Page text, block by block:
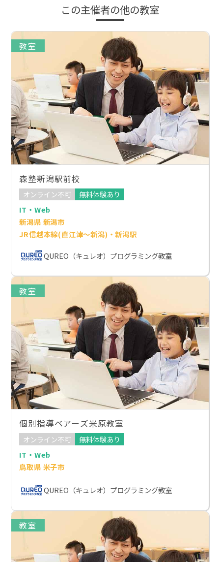
この主催者の他の教室
教室
森塾新潟駅前校
オンライン不可
無料体験あり
IT・Web
新潟県 新潟市
JR信越本線(直江津～新潟)・新潟駅
QUREO（キュレオ）プログラミング教室
教室
個別指導ベアーズ米原教室
オンライン不可
無料体験あり
IT・Web
鳥取県 米子市
QUREO（キュレオ）プログラミング教室
教室